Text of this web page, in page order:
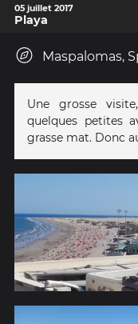
05 juillet 2017
Playa
Maspalomas,
Une grosse
quelques petites
grasse mat. Donc